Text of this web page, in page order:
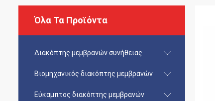
Όλα Τα Προϊόντα
Διακόπτης μεμβρανών συνήθειας
Βιομηχανικός διακόπτης μεμβρανών
Εύκαμπτος διακόπτης μεμβρανών